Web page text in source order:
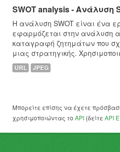
SWOT analysis - Ανάλυση
Η ανάλυση SWOT είναι ένα
εφαρμόζεται στην ανάλυση
καταγραφή ζητημάτων που
μιας στρατηγικής.
URL JPEG
Μπορείτε επίσης να έχετε
χρησιμοποιώντας το API (δείτε API